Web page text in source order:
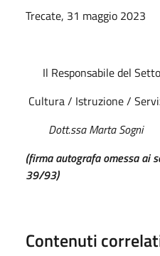
Trecate, 31 maggio 2023
Il Responsabile del
Cultura / Istruzione /
Dott.ssa Marta Sogni
(firma autografa omessa ai
39/93)
Contenuti